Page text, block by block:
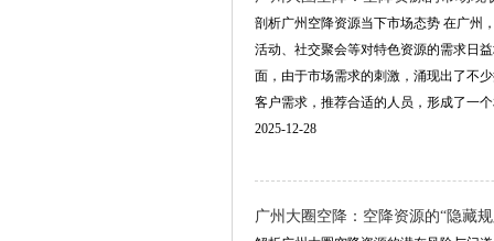
剖析广州空降资源当下市场态势 在广州
活动、社交聚会等对特色资源的需求日
面，由于市场需求的刺激，涌现出了不
客户需求，推荐合适的人员，形成了一
2025-12-28
广州大圈空降‌：空降资源的“隐藏